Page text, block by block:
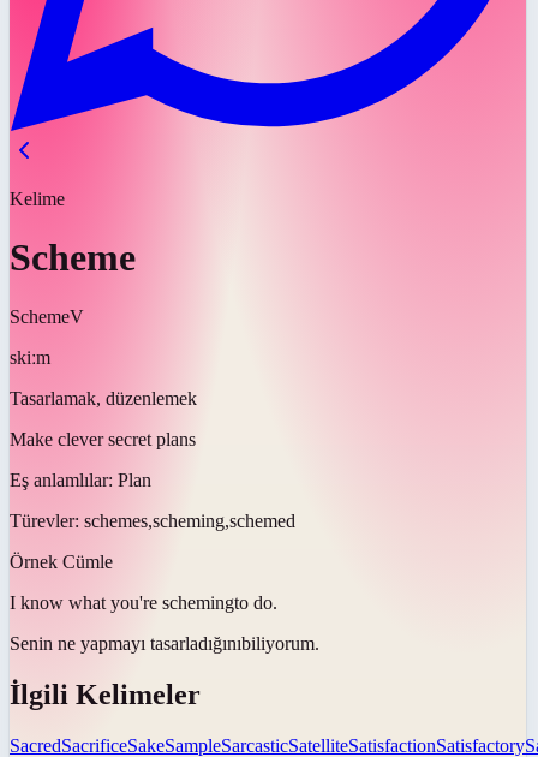
Kelime
Scheme
SchemeV
skiːm
Tasarlamak, düzenlemek
Make clever secret plans
Eş anlamlılar: Plan
Türevler: schemes,scheming,schemed
Örnek Cümle
I know what you're schemingto do.
Senin ne yapmayı tasarladığınıbiliyorum.
İlgili Kelimeler
SacredSacrificeSakeSampleSarcasticSatelliteSatisfactionSatisfactory